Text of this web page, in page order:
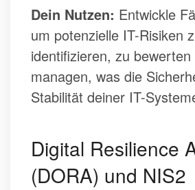
Dein Nutzen: Entwickle
um potenzielle IT-Risiken
identifizieren, zu
managen, was die
Stabilität deiner IT-
Digital Resilience
(DORA) und NIS2